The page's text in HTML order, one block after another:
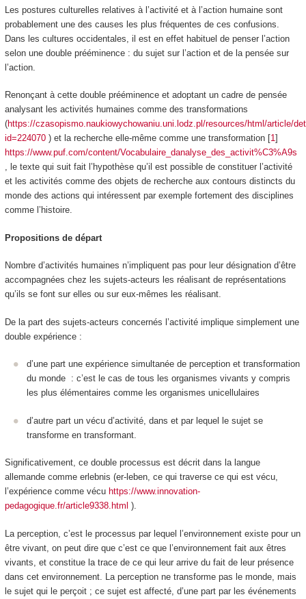
Les postures culturelles relatives à l’activité et à l’action humaine sont
probablement une des causes les plus fréquentes de ces confusions.
Dans les cultures occidentales, il est en effet habituel de penser l’action
selon une double prééminence: du sujet sur l’action et de la pensée sur
l’action.
Renonçant à cette double prééminence et adoptant un cadre de pensée
analysant les activités humaines comme des transformations
(https://czasopismo.naukiowychowaniu.uni.lodz.pl/resources/html/article/
id=224070) et la recherche elle-même comme une transformation[1]
https://www.puf.com/content/Vocabulaire_danalyse_des_activit%C3%A9s
, le texte qui suit fait l’hypothèse qu’il est possible de constituer l’activité
et les activités comme des objets de recherche aux contours distincts du
monde des actions qui intéressent par exemple fortement des disciplines
comme l’histoire.
Propositions de départ
Nombre d’activités humaines n’impliquent pas pour leur désignation d’être
accompagnées chez les sujets-acteurs les réalisant de représentations
qu’ils se font sur elles ou sur eux-mêmes les réalisant.
De la part des sujets-acteurs concernés l’activité implique simplement une
double expérience :
d’une part une expérience simultanée de perception et transformation
du monde : c’est le cas de tous les organismes vivants y compris
les plus élémentaires comme les organismes unicellulaires
d’autre part un vécu d’activité , dans et par lequel le sujet se
transforme en transformant.
Significativement, ce double processus est décrit dans la langue
allemande comme erlebnis (er-leben, ce qui traverse ce qui est vécu,
l’expérience comme vécu https://www.innovation-
pedagogique.fr/article9338.html ).
La perception, c’est le processus par lequel l’environnement existe pour un
être vivant, on peut dire que c’est ce que l’environnement fait aux êtres
vivants, et constitue la trace de ce qui leur arrive du fait de leur présence
dans cet environnement. La perception ne transforme pas le monde, mais
le sujet qui le perçoit ; ce sujet est affecté, d’une part par les événements